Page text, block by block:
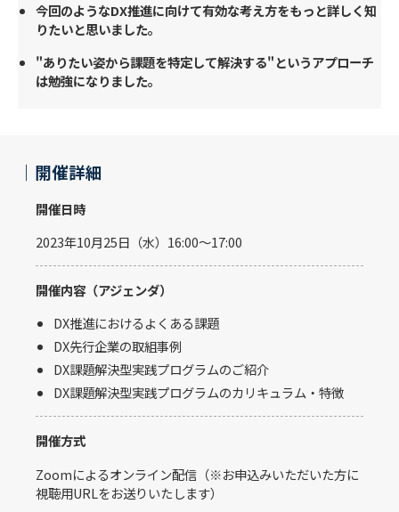
今回のようなDX推進に向けて有効な考え方をもっと詳しく知
りたいと思いました。
"ありたい姿から課題を特定して解決する"というアプローチ
は勉強になりました。
｜開催詳細
開催日時
2023年10月25日（水）16:00〜17:00
開催内容（アジェンダ）
DX推進におけるよくある課題
DX先行企業の取組事例
DX課題解決型実践プログラムのご紹介
DX課題解決型実践プログラムのカリキュラム・特徴
開催方式
Zoomによるオンライン配信（※お申込みいただいた方に
視聴用URLをお送りいたします）